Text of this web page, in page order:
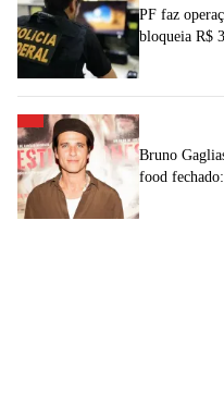
PF faz
bloqueia R$
Bruno
food